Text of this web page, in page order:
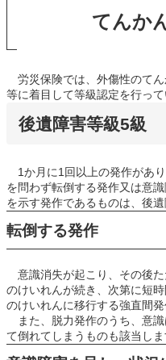
てんか
労災保険では、外傷性のて
等に着目して等級認定を行って
後遺障害等級5級
1か月に1回以上の発作があ
を問わず転倒する発作又は意
を示す発作であるものは、後
転倒する発作
意識消失が起こり、その後
のけいれんが続き、次第に短
のけいれんに移行する強直間発
また、脱力発作のうち、意
て倒れてしまうものも該当しま